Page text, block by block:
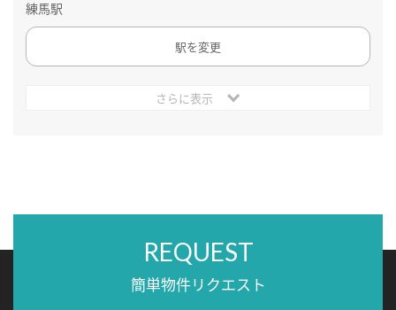
練馬駅
駅を変更
さらに表示
REQUEST
簡単物件リクエスト